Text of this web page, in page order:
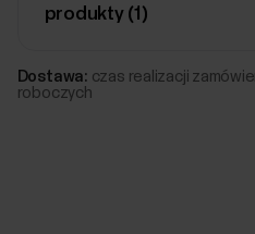
produkty (1 )
Dostawa: czas realizacji
roboczych